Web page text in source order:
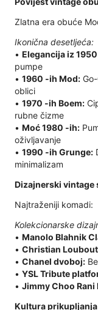
Zlatna era obuće
Ikonična desetljeća:
• Elegancija iz
pumpe
• 1960 -ih Mod:
oblici
• 1970 -ih Boem:
rubne čizme
• Moć 1980 -ih:
oživljavanje
• 1990 -ih Grunge:
minimalizam
Dizajnerski vintage
Najtraženiji komadi:
Kolekcionarske
• Manolo Blahnik
• Christian
• Chanel dvoboj:
• YSL Tribute
• Jimmy Choo Rani
Kultura